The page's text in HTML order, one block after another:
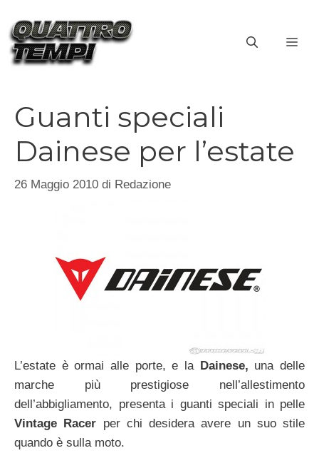
contenuto
Guanti speciali
Dainese per l’estate
26 Maggio 2010 di Redazione
L’estate è ormai alle porte, e laDainese, una delle
marche più prestigiose nell’allestimento
dell’abbigliamento, presenta i guanti speciali in pelle
Vintage Racer per chi desidera avere un suo stile
quando è sulla moto.